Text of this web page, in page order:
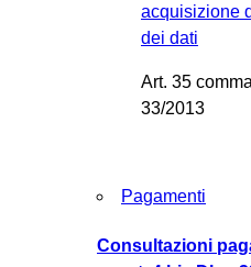
acquisizione
dei dati
Art. 35
33/2013
Pagamenti
Consultazioni